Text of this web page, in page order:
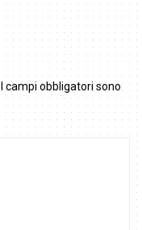
I campi obbligatori sono